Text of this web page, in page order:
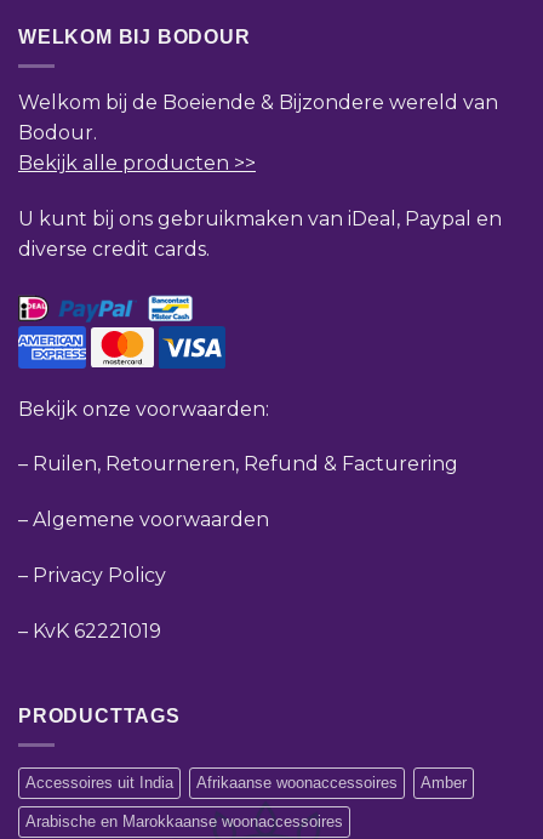
WELKOM BIJ BODOUR
Welkom bij de Boeiende & Bijzondere wereld van
Bodour.
Bekijk alle producten >>
U kunt bij ons gebruikmaken van iDeal, Paypal en
diverse credit cards.
Bekijk onze voorwaarden:
– Ruilen, Retourneren, Refund & Facturering
– Algemene voorwaarden
– Privacy Policy
– KvK 62221019
PRODUCTTAGS
Accessoires uit India Afrikaanse woonaccessoires Amber
Arabische en Marokkaanse woonaccessoires